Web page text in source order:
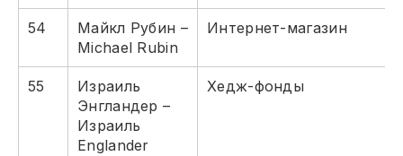
54
Майкл Рубин –
Michael Rubin
Интернет-магазин
55
Израиль
Энгландер –
Израиль
Englander
Хедж-фонды